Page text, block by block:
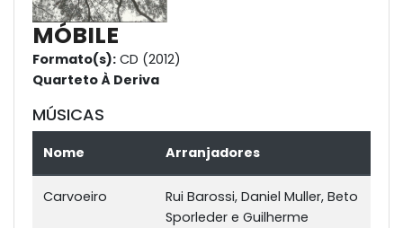
MÓBILE
Formato(s): CD (2012)
Quarteto À Deriva
MÚSICAS
Nome Arranjadores
Carvoeiro
Rui Barossi, Daniel Muller, Beto
Sporleder e Guilherme